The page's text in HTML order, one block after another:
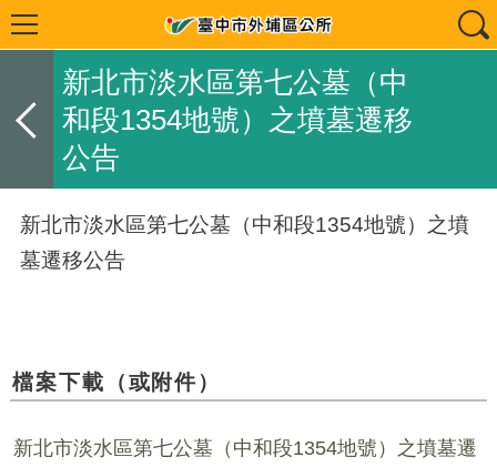
新北市淡水區第七公墓（中
和段1354地號）之墳墓遷移
公告
新北市淡水區第七公墓（中和段1354地號）之墳
墓遷移公告
檔案下載（或附件）
新北市淡水區第七公墓（中和段1354地號）之墳墓遷